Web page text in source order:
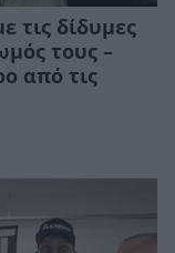
τις δίδυμες
τους –
από τις